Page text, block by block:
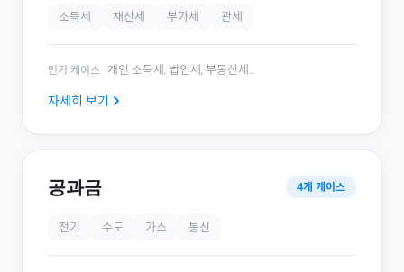
소득세 재산세 부가세 관세
인기 케이스 개인 소득세, 법인세, 부동산세 ...
자세히 보기
공과금 4개 케이스
전기 수도 가스 통신